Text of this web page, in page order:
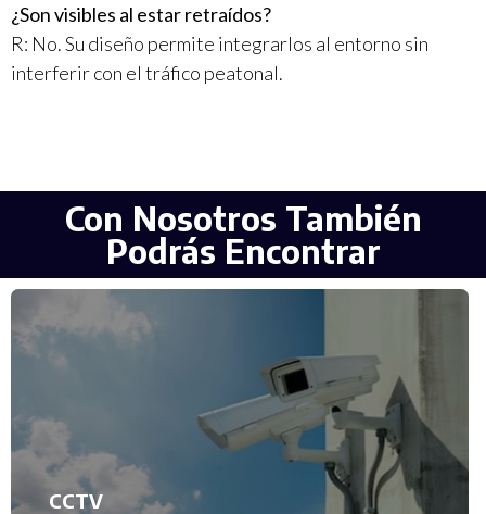
¿Sonvisibles al estarretraídos?
R: No. Su diseño permite integrarlos al entorno sin
interferircon el tráfico peatonal.
Con Nosotros También
Podrás Encontrar
CCTV